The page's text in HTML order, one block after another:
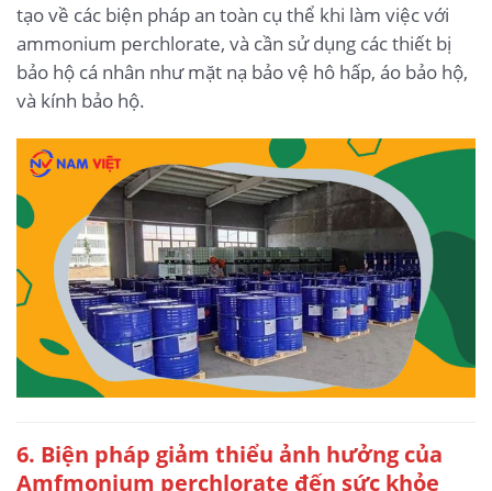
tạo về các biện pháp an toàn cụ thể khi làm việc với
ammonium perchlorate, và cần sử dụng các thiết bị
bảo hộ cá nhân như mặt nạ bảo vệ hô hấp, áo bảo hộ,
và kính bảo hộ.
6. Biện pháp giảm thiểu ảnh hưởng của
Amfmonium perchlorate đến sức khỏe